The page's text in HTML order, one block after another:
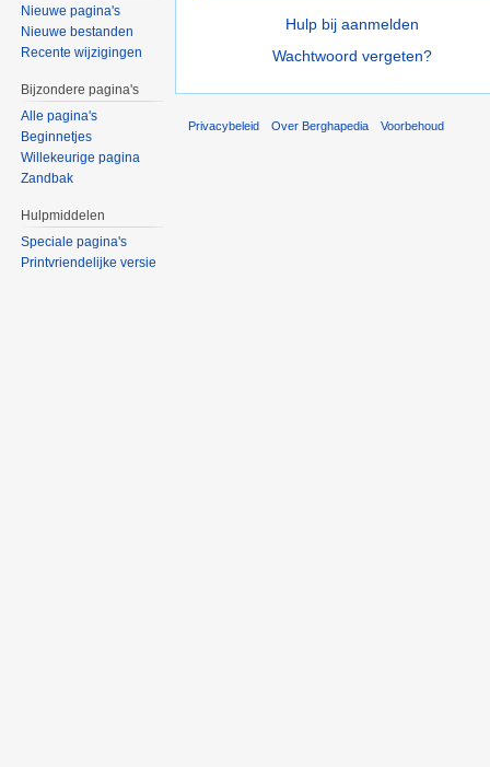
Hulp bij aanmelden
Wachtwoord vergeten?
Nieuwe pagina's
Nieuwe bestanden
Recente wijzigingen
Bijzondere pagina's
Alle pagina's
Beginnetjes
Willekeurige pagina
Zandbak
Hulpmiddelen
Speciale pagina's
Printvriendelijke versie
Privacybeleid Over Berghapedia Voorbehoud